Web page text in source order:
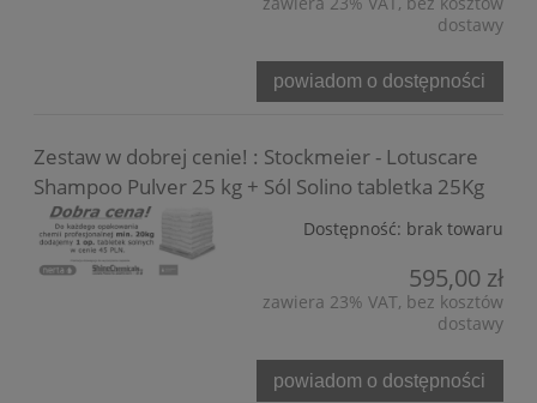
dostawy
powiadom o dostępności
Zestaw w dobrej cenie! : Stockmeier - Lotuscare
Shampoo Pulver 25 kg + Sól Solino tabletka 25Kg
Dostępność: brak towaru
595,00 zł
zawiera 23% VAT, bez kosztów
dostawy
powiadom o dostępności